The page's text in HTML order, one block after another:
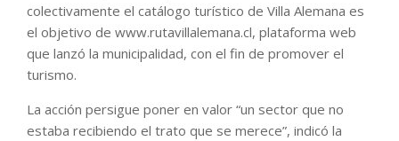
colectivamente el catálogo turístico de Villa Alemana es
el objetivo de www.rutavillalemana.cl, plataforma web
que lanzó la municipalidad, con el fin de promover el
turismo.
La acción persigue poner en valor “un sector que no
estaba recibiendo el trato que se merece”, indicó la